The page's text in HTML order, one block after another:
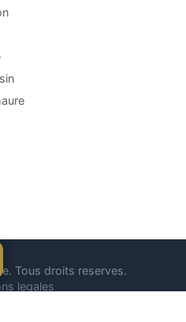
Tous droits reserves.
legales